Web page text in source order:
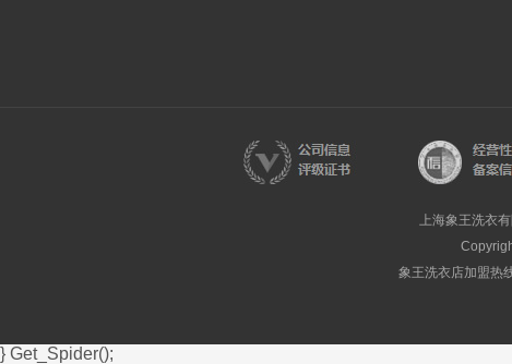
上海象王洗衣
象王洗衣店加盟热
} Get_Spider();